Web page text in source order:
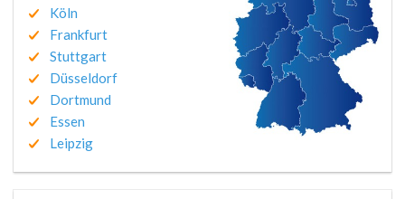
Köln
Frankfurt
Stuttgart
Düsseldorf
Dortmund
Essen
Leipzig